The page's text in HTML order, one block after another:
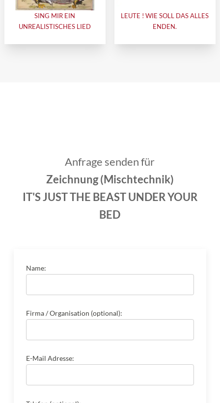
SING MIR EIN
UNREALISTISCHES LIED
LEUTE ! WIE SOLL DAS ALLES
ENDEN.
Anfrage senden für
Zeichnung (Mischtechnik)
IT'S JUST THE BEAST UNDER YOUR
BED
Name:
Firma / Organisation (optional):
E-Mail Adresse: